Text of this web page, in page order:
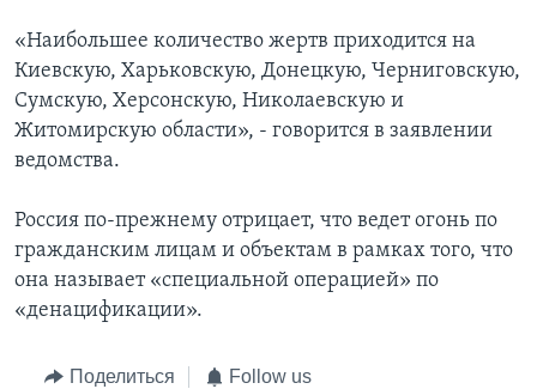
«Наибольшее количество жертв приходится на
Киевскую, Харьковскую, Донецкую, Черниговскую,
Сумскую, Херсонскую, Николаевскую и
Житомирскую области», - говорится в заявлении
ведомства.
Россия по-прежнему отрицает, что ведет огонь по
гражданским лицам и объектам в рамках того, что
она называет «специальной операцией» по
«денацификации».
Поделиться Follow us